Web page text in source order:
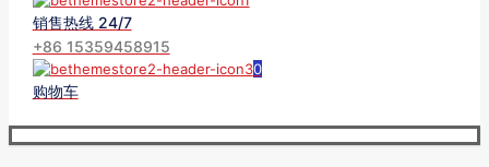
销售热线 24/7
+86 15359458915
0
购物车